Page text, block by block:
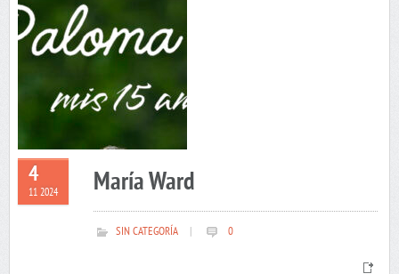
4
11 2024 María Ward
SIN CATEGORÍA 0